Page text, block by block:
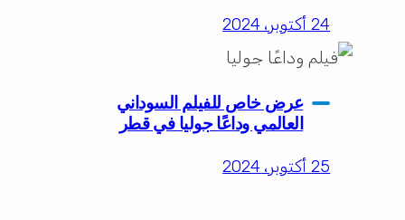
24 أكتوبر، 2024
عرض خاص للفيلم السوداني
العالمي وداعًا جوليا في قطر
25 أكتوبر، 2024